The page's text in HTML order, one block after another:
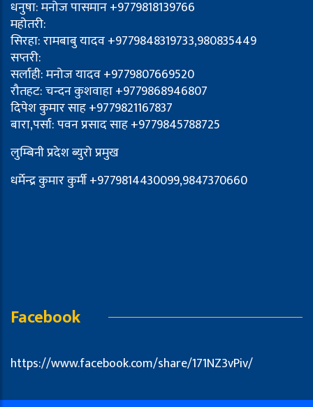
धनुषा: मनोज पासमान +9779818139766
महोतरी:
सिरहा: रामबाबु यादव +9779848319733,980835449
सप्तरी:
सर्लाही: मनोज यादव +9779807669520
रौतहट: चन्दन कुशवाहा +9779868946807
दिपेश कुमार साह +9779821167837
बारा,पर्सा: पवन प्रसाद साह +9779845788725
लुम्बिनी प्रदेश ब्युरो प्रमुख
धर्मेन्द्र कुमार कुर्मी +9779814430099,9847370660
Facebook
https://www.facebook.com/share/171NZ3vPiv/